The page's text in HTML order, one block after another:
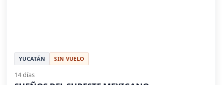
YUCATÁN SIN VUELO
14 días